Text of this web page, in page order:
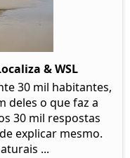
& WSL​​
30 mil habitantes,
deles o que faz a
30 mil respostas
explicar mesmo.
...